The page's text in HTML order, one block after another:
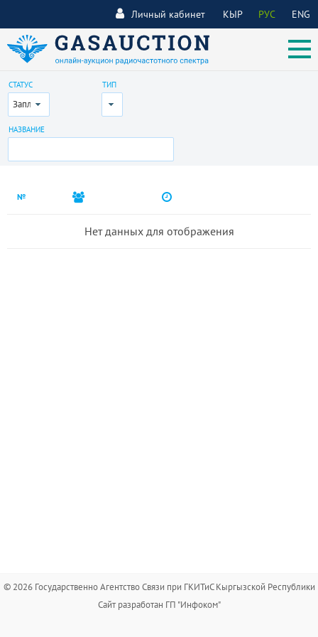
КЫР РУС ENG
Личный кабинет
СТАТУС
Запланирован
ТИП
Все
НАЗВАНИЕ
№
Нет данных для отображения
© 2026 Государственно Агентство Связи при ГКИТиС Кыргызской Республики
Сайт разработан ГП "Инфоком"